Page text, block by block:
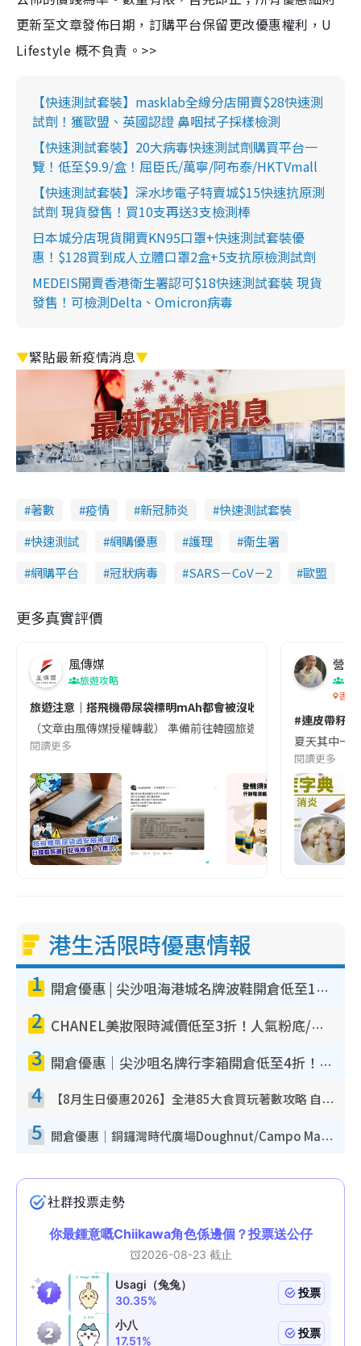
更新至文章發佈日期，訂購平台保留更改優惠權利，U
Lifestyle 概不負責。>>
【快速測試套裝】masklab全線分店開賣$28快速測
試劑！獲歐盟、英國認證 鼻咽拭子採樣檢測
【快速測試套裝】20大病毒快速測試劑購買平台一
覽！低至$9.9/盒！屈臣氏/萬寧/阿布泰/HKTVmall
【快速測試套裝】深水埗電子特賣城$15快速抗原測
試劑 現貨發售！買10支再送3支檢測棒
日本城分店現貨開賣KN95口罩+快速測試套裝優
惠！$128買到成人立體口罩2盒+5支抗原檢測試劑
MEDEIS開賣香港衛生署認可$18快速測試套裝 現貨
發售！可檢測Delta、Omicron病毒
▼緊貼最新疫情消息▼
著數 疫情 新冠肺炎
快速測試套裝
快速測試
網購優惠 護理
衞生署
網購平台
冠狀病毒 SARS－CoV－2 歐盟
更多真實評價
風傳媒
旅遊攻略
旅遊注意｜搭飛機帶尿袋標明mAh都會被沒收😱出發前切記檢查
（文章由風傳媒授權轉載） 準備前往韓國旅遊的民眾，近期要
閱讀更多
營養
香港
#連皮帶籽
夏天其中一
閱讀更多
港生活限時優惠情報
1 開倉優惠 | 尖沙咀海港城名牌波鞋開倉低至1折！On鞋$899起／Joy&Peace鞋履$98起
2 CHANEL美妝限時減價低至3折！人氣粉底/唇膏/精華液低至$275！COCO香水都有平
3 開倉優惠｜尖沙咀名牌行李箱開倉低至4折！一連5日 American Tourister/ace./Hallmark $200起！
4 【8月生日優惠2026】全港85大食買玩著數攻略 自助餐/火鍋放題同行免費＋誠品/DONKI送現金券
5 開倉優惠｜銅鑼灣時代廣場Doughnut/Campo Marzio開倉低至1折！背囊、書包、手袋劈價$200起